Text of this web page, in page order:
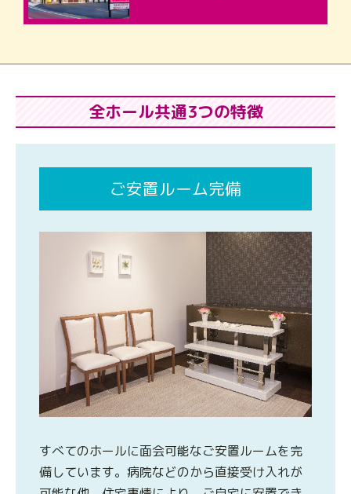
全ホール共通3つの特徴
ご安置ルーム完備
すべてのホールに面会可能なご安置ルームを完
備しています。病院などのから直接受け入れが